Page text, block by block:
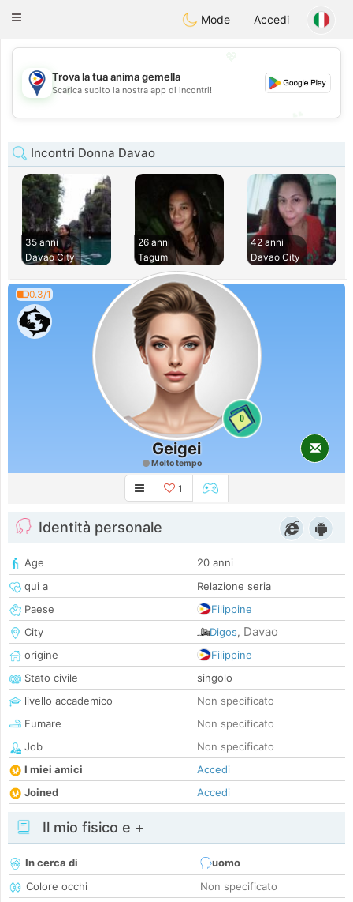
PhilippinesChat
Toggle
Mode Accedi
💖
💕
Trova la tua anima gemella
Scarica subito la nostra app di incontri!
Incontri Donna Davao
35 anni
Davao City
26 anni
Tagum
42 anni
Davao City
0.3/1
0
Geigei
Molto tempo
1
Identità personale
Age
20 anni
qui a
Relazione seria
Paese
Filippine
City
Digos, Davao
origine
Filippine
Stato civile
singolo
livello accademico
Non specificato
Fumare
Non specificato
Job
Non specificato
I miei amici
Accedi
Joined
Accedi
Il mio fisico e +
In cerca di
uomo
Colore occhi
Non specificato